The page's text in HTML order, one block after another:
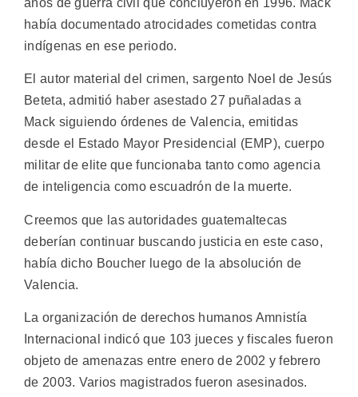
había documentado atrocidades cometidas contra
indígenas en ese periodo.
El autor material del crimen, sargento Noel de Jesús
Beteta, admitió haber asestado 27 puñaladas a
Mack siguiendo órdenes de Valencia, emitidas
desde el Estado Mayor Presidencial (EMP), cuerpo
militar de elite que funcionaba tanto como agencia
de inteligencia como escuadrón de la muerte.
Creemos que las autoridades guatemaltecas
deberían continuar buscando justicia en este caso,
había dicho Boucher luego de la absolución de
Valencia.
La organización de derechos humanos Amnistía
Internacional indicó que 103 jueces y fiscales fueron
objeto de amenazas entre enero de 2002 y febrero
de 2003. Varios magistrados fueron asesinados.